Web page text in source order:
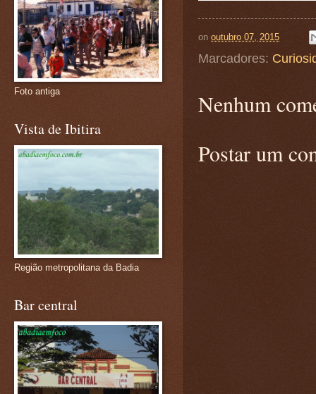
on outubro 07, 2015
Marcadores:
Nenhum
Postar um
Foto antiga
Vista de Ibitira
Região metropolitana da Badia
Bar central